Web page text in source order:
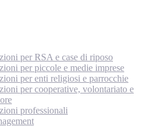
per RSA e case di riposo
per piccole e medie imprese
per enti religiosi e parrocchie
per cooperative, volontariato e
professionali